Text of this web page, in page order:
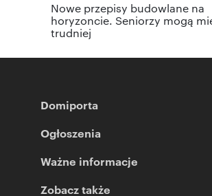
Nowe przepisy budowlane na
horyzoncie. Seniorzy mogą
trudniej
Domiporta
Ogłoszenia
Ważne informacje
Zobacz także